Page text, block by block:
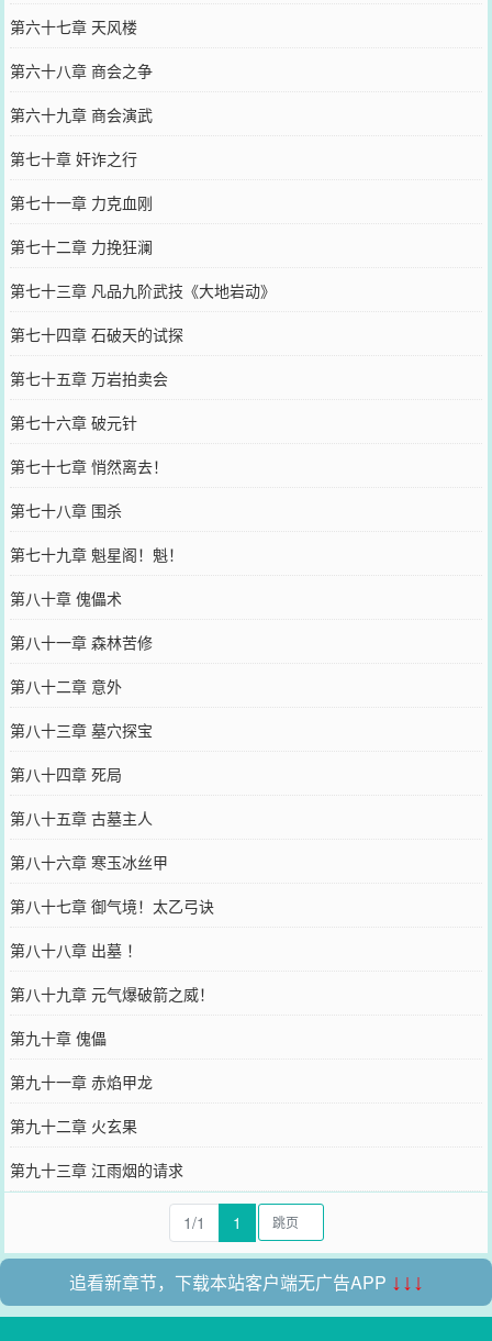
第六十七章 天风楼
第六十八章 商会之争
第六十九章 商会演武
第七十章 奸诈之行
第七十一章 力克血刚
第七十二章 力挽狂澜
第七十三章 凡品九阶武技《大地岩动》
第七十四章 石破天的试探
第七十五章 万岩拍卖会
第七十六章 破元针
第七十七章 悄然离去！
第七十八章 围杀
第七十九章 魁星阁！魁！
第八十章 傀儡术
第八十一章 森林苦修
第八十二章 意外
第八十三章 墓穴探宝
第八十四章 死局
第八十五章 古墓主人
第八十六章 寒玉冰丝甲
第八十七章 御气境！太乙弓诀
第八十八章 出墓 ！
第八十九章 元气爆破箭之威！
第九十章 傀儡
第九十一章 赤焰甲龙
第九十二章 火玄果
第九十三章 江雨烟的请求
1/1 1
追看新章节，下载本站客户端无广告APP ↓↓↓